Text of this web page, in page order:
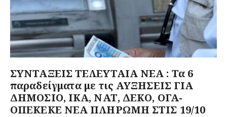
ΣΥΝΤΑΞΕΙΣ ΤΕΛΕΥΤΑΙΑ ΝΕΑ : Τα 6
παραδείγματα με τις ΑΥΞΗΣΕΙΣ ΓΙΑ
ΔΗΜΟΣΙΟ, ΙΚΑ, ΝΑΤ, ΔΕΚΟ, ΟΓΑ-
ΟΠΕΚΕΚΕ ΝΕΑ ΠΛΗΡΩΜΗ ΣΤΙΣ 19/10